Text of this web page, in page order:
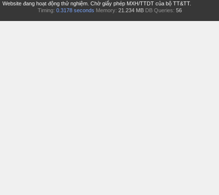
Website đang hoạt động thử nghiệm. Chờ giấy phép MXH/TTDT của bộ TT&TT.
Timing: 0.3178 seconds Memory: 21.234 MB DB Queries: 56